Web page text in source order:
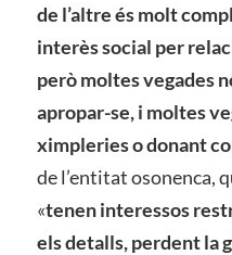
de l’altre és molt
interès social per
però moltes vegades
apropar-se, i moltes
ximpleries o donant
de l’entitat osonenca,
«tenen interessos
els detalls, perdent la